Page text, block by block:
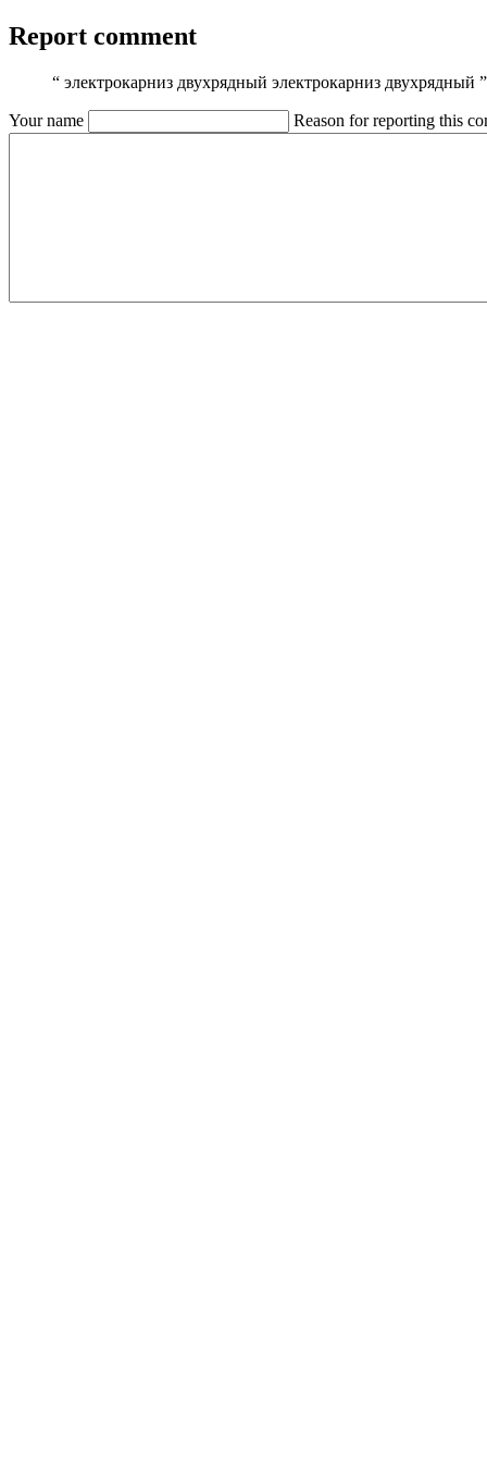
Report comment
“ электрокарниз двухрядный электрокарниз двухрядный ”
Your name Reason for reporting this